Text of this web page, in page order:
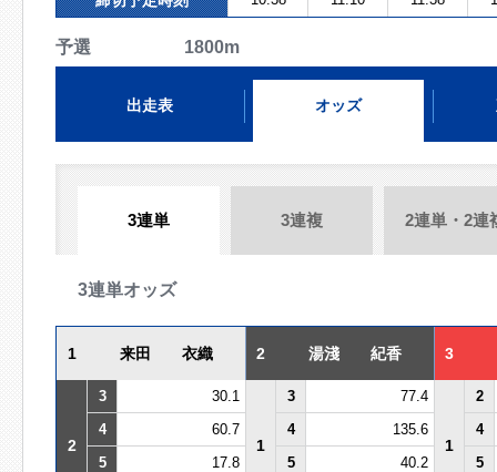
予選 1800m
出走表 オッズ
3連単 3連複 2連単・2連
3連単オッズ
1 来田 衣織 2 湯淺 紀香 3
2
3 30.1
1
3 77.4
1
2
4
60.7 4 135.6
4
5
17.8 5 40.2
5